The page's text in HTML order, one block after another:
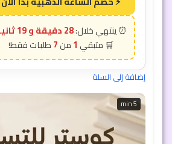
28 دقيقة و 16 ثانية
1
7
إضافة إلى السلة
5 min